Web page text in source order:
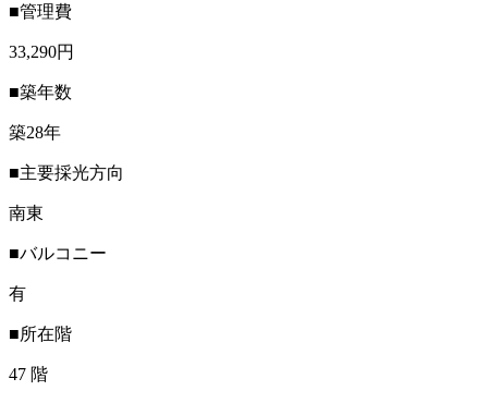
■管理費
33,290円
■築年数
築28年
■主要採光方向
南東
■バルコニー
有
■所在階
47 階